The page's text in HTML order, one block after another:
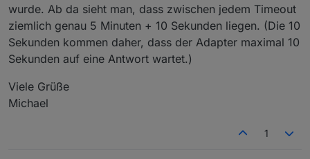
wurde. Ab da sieht man, dass zwischen jedem Timeout
ziemlich genau 5 Minuten + 10 Sekunden liegen. (Die 10
Sekunden kommen daher, dass der Adapter maximal 10
Sekunden auf eine Antwort wartet.)
Viele Grüße
Michael
1